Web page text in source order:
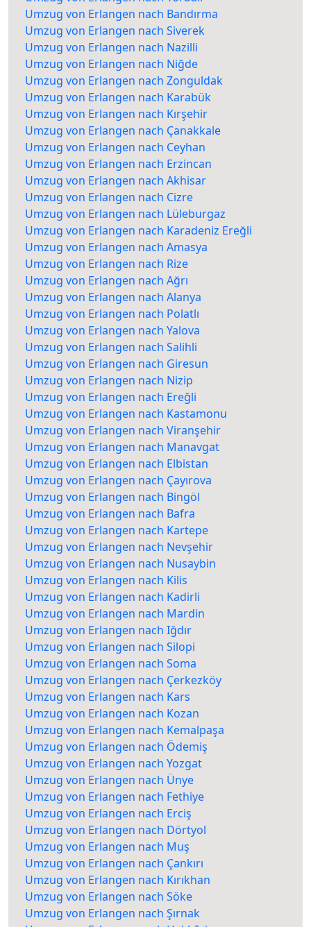
Umzug von Erlangen nach Bandırma
Umzug von Erlangen nach Siverek
Umzug von Erlangen nach Nazilli
Umzug von Erlangen nach Niğde
Umzug von Erlangen nach Zonguldak
Umzug von Erlangen nach Karabük
Umzug von Erlangen nach Kırşehir
Umzug von Erlangen nach Çanakkale
Umzug von Erlangen nach Ceyhan
Umzug von Erlangen nach Erzincan
Umzug von Erlangen nach Akhisar
Umzug von Erlangen nach Cizre
Umzug von Erlangen nach Lüleburgaz
Umzug von Erlangen nach Karadeniz Ereğli
Umzug von Erlangen nach Amasya
Umzug von Erlangen nach Rize
Umzug von Erlangen nach Ağrı
Umzug von Erlangen nach Alanya
Umzug von Erlangen nach Polatlı
Umzug von Erlangen nach Yalova
Umzug von Erlangen nach Salihli
Umzug von Erlangen nach Giresun
Umzug von Erlangen nach Nizip
Umzug von Erlangen nach Ereğli
Umzug von Erlangen nach Kastamonu
Umzug von Erlangen nach Viranşehir
Umzug von Erlangen nach Manavgat
Umzug von Erlangen nach Elbistan
Umzug von Erlangen nach Çayırova
Umzug von Erlangen nach Bingöl
Umzug von Erlangen nach Bafra
Umzug von Erlangen nach Kartepe
Umzug von Erlangen nach Nevşehir
Umzug von Erlangen nach Nusaybin
Umzug von Erlangen nach Kilis
Umzug von Erlangen nach Kadirli
Umzug von Erlangen nach Mardin
Umzug von Erlangen nach Iğdır
Umzug von Erlangen nach Silopi
Umzug von Erlangen nach Soma
Umzug von Erlangen nach Çerkezköy
Umzug von Erlangen nach Kars
Umzug von Erlangen nach Kozan
Umzug von Erlangen nach Kemalpaşa
Umzug von Erlangen nach Ödemiş
Umzug von Erlangen nach Yozgat
Umzug von Erlangen nach Ünye
Umzug von Erlangen nach Fethiye
Umzug von Erlangen nach Erciş
Umzug von Erlangen nach Dörtyol
Umzug von Erlangen nach Muş
Umzug von Erlangen nach Çankırı
Umzug von Erlangen nach Kırıkhan
Umzug von Erlangen nach Söke
Umzug von Erlangen nach Şırnak